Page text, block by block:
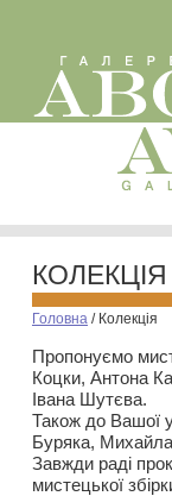
КОЛЕКЦІЯ
Головна / Колекція
Пропонуємо
Коцки, Антона
Івана Шутєва.
Також до Вашої
Буряка,
Завжди раді
мистецької